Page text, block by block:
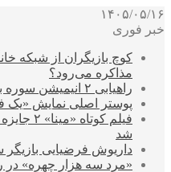
۱۴۰۵/۰۵/۱۶
خبر فوری
کوچ بازیگران از شبکه
مذاکره می‌رود؟
راهیابی ۲ انیمیشن سوره به سی‌امین جشنواره فیلم رود آیلند
پوستر اصلی نمایش «یک
فیلم
شد
داریوش فرضیایی
«مرد سه هزار چهره» در